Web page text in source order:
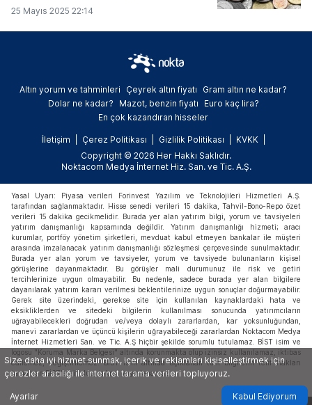
25 Mayıs 2025 22:14
Altın yorum ve tahminleri Çeyrek altın fiyatı
Gram altın ne kadar?
Dolar ne kadar?
Mazot, benzin fiyatı
Euro kaç lira?
En çok kazandıran hisseler
İletişim Çerez Politikası Gizlilik Politikası
KVKK
Copyright © 2026 Her Hakkı Saklıdır.
Noktacom Medya İnternet Hiz. San. ve Tic. A.Ş.
Yasal Uyarı: Piyasa verileri Forinvest Yazılım ve Teknolojileri Hizmetleri A.Ş.
tarafından sağlanmaktadır. Hisse senedi verileri 15 dakika, Tahvil-Bono-Repo özet
verileri 15 dakika gecikmelidir. Burada yer alan yatırım bilgi, yorum ve tavsiyeleri
yatırım danışmanlığı kapsamında değildir. Yatırım danışmanlığı hizmeti; aracı
kurumlar, portföy yönetim şirketleri, mevduat kabul etmeyen bankalar ile müşteri
arasında imzalanacak yatırım danışmanlığı sözleşmesi çerçevesinde sunulmaktadır.
Burada yer alan yorum ve tavsiyeler, yorum ve tavsiyede bulunanların kişisel
görüşlerine dayanmaktadır. Bu görüşler mali durumunuz ile risk ve getiri
tercihlerinize uygun olmayabilir. Bu nedenle, sadece burada yer alan bilgilere
dayanılarak yatırım kararı verilmesi beklentilerinize uygun sonuçlar doğurmayabilir.
Gerek site üzerindeki, gerekse site için kullanılan kaynaklardaki hata ve
eksikliklerden ve sitedeki bilgilerin kullanılması sonucunda yatırımcıların
uğrayabilecekleri doğrudan ve/veya dolaylı zararlardan, kar yoksunluğundan,
manevi zararlardan ve üçüncü kişilerin uğrayabileceği zararlardan Noktacom Medya
İnternet Hizmetleri San. ve Tic. A.Ş hiçbir şekilde sorumlu tutulamaz. BİST isim ve
logosu "Koruma Marka Belgesi" altında korunmakta olup izinsiz kullanılamaz, iktibas
edilemez, değiştirilemez. BİST ismi altında açıklanan tüm bilgilerin telif hakları
tamamen BİST'e ait olup, tekrar yayınlanamaz.
Size daha iyi hizmet sunmak, içerik ve reklamları kişiselleştirmek için
çerezler aracılığı ile internet tarama verileri topluyoruz.
Ayarlar Kabul Ediyorum